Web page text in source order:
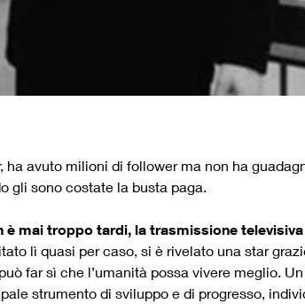
avuto milioni di follower ma non ha
gli sono costate la busta paga.
mai troppo tardi, la trasmissione
lì quasi per caso, si è rivelato una star
far sì che l’umanità possa vivere meglio.
strumento di sviluppo e di progresso,